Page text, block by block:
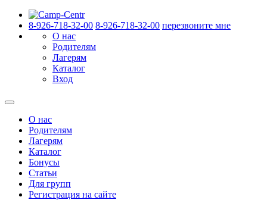
8-926-718-32-00 8-926-718-32-00 перезвоните мне
О нас
Родителям
Лагерям
Каталог
Вход
О нас
Родителям
Лагерям
Каталог
Бонусы
Статьи
Для групп
Регистрация на сайте